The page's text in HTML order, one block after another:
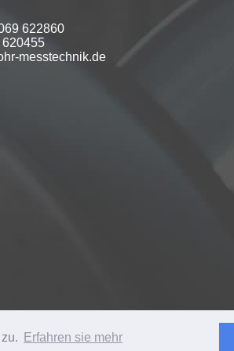
Erfahren sie mehr
622860
messtechnik.de